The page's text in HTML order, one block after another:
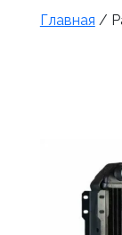
Главная /